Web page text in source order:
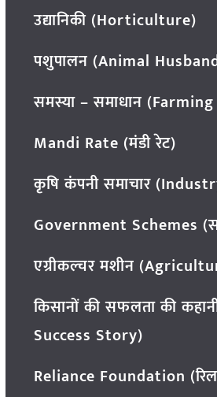
उद्यानिकी (Horticulture)
पशुपालन (Animal
समस्या – समाधान
Mandi Rate (मंडी रेट)
कृषि कंपनी समाचार
Government Schemes
एग्रीकल्चर मशीन
किसानों की सफलता की
Success Story)
Reliance Foundation